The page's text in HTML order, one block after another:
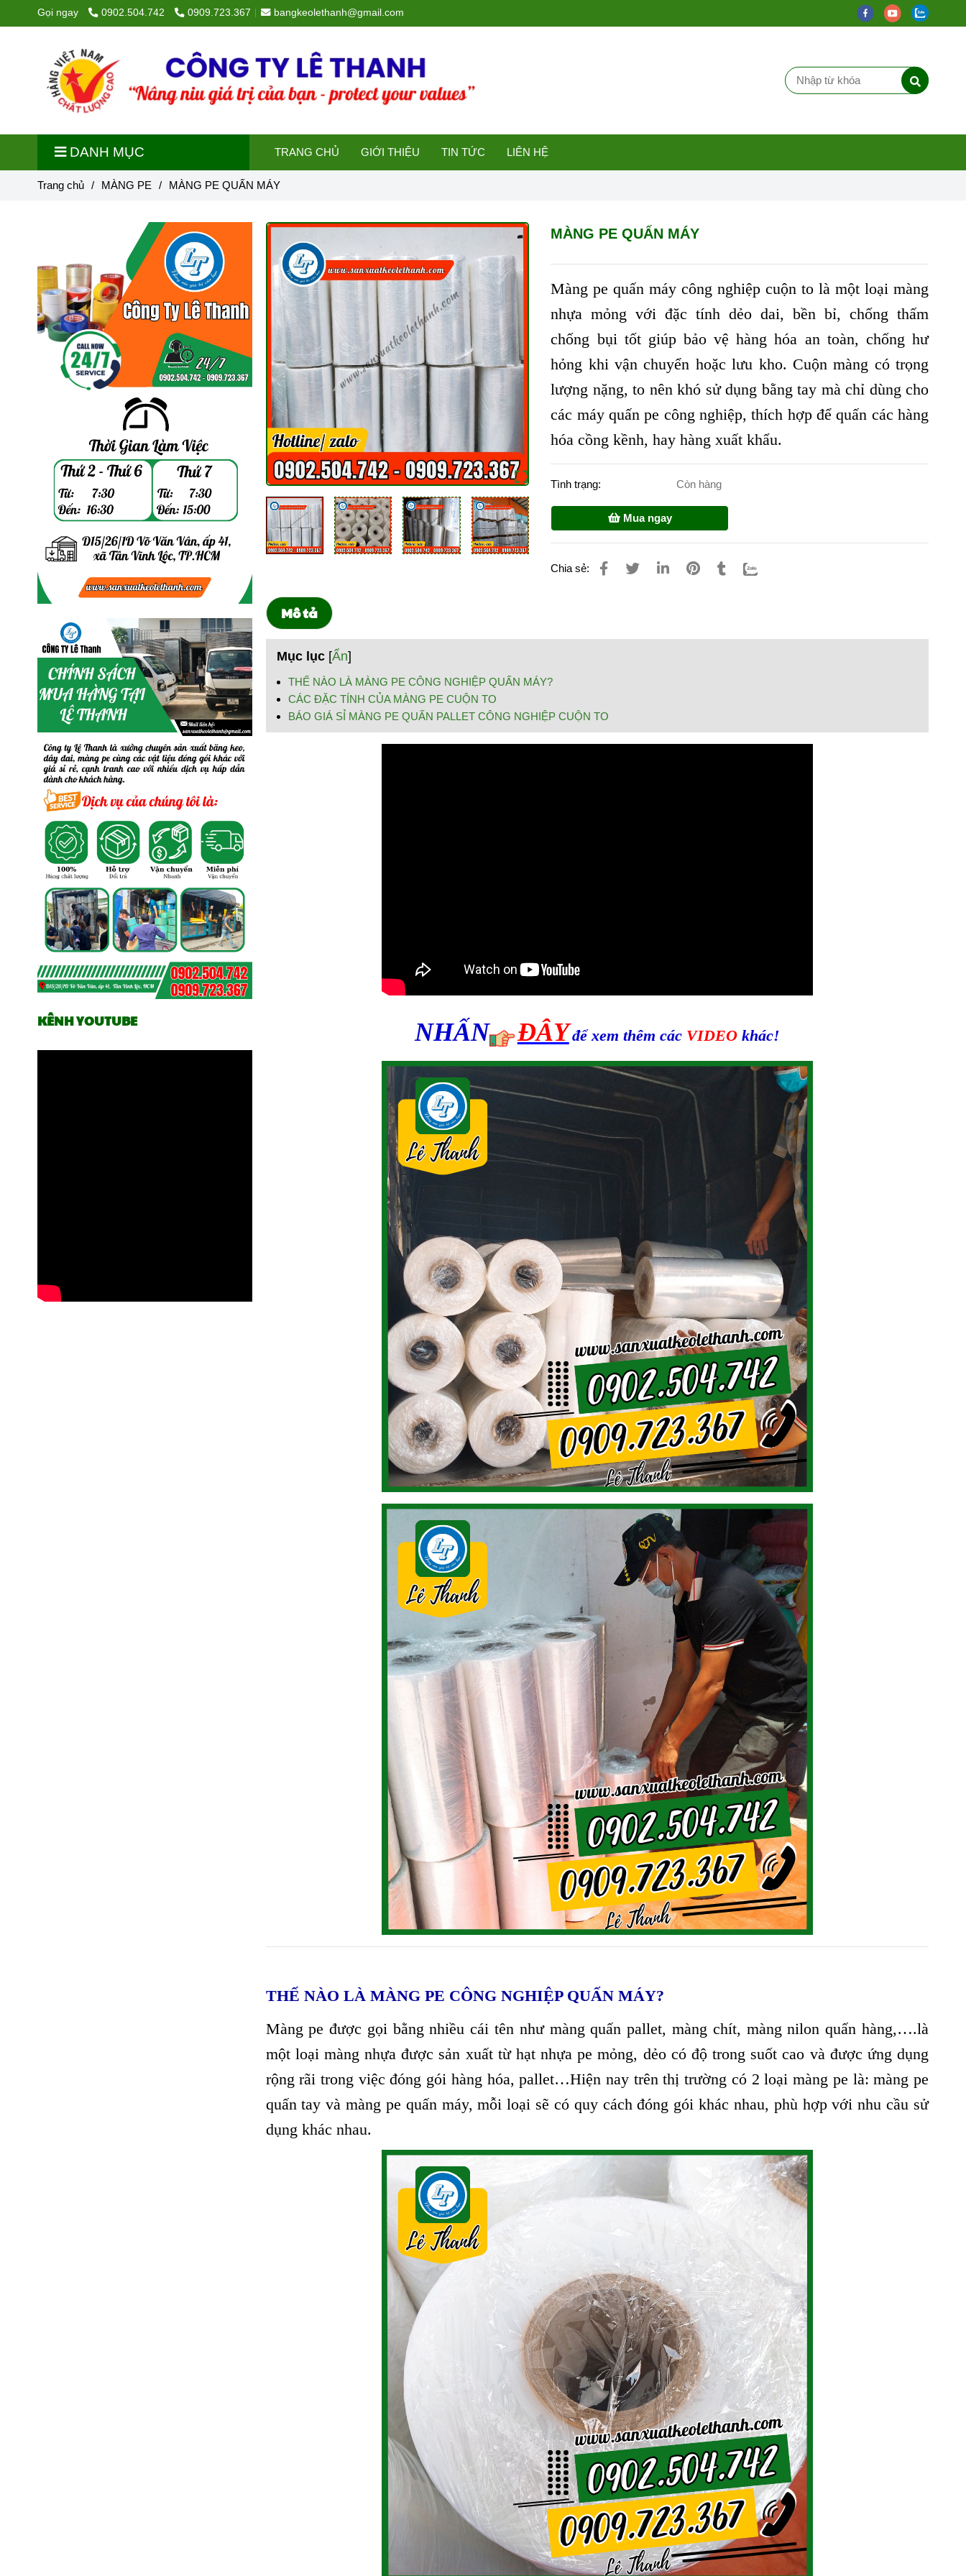
Gọi ngay 0902.504.742 0909.723.367 bangkeolethanh@gmail.com
DANH MỤC TRANG CHỦ GIỚI THIỆU TIN TỨC LIÊN HỆ
Trang chủ / MÀNG PE / MÀNG PE QUẤN MÁY
MÀNG PE QUẤN MÁY
Màng pe quấn máy công nghiệp cuộn to là một loại màng
nhựa mỏng với đặc tính dẻo dai, bền bỉ, chống thấm
chống bụi tốt giúp bảo vệ hàng hóa an toàn, chống hư
hỏng khi vận chuyển hoặc lưu kho. Cuộn màng có trọng
lượng nặng, to nên khó sử dụng bằng tay mà chỉ dùng cho
các máy quấn pe công nghiệp, thích hợp để quấn các hàng
hóa cồng kềnh, hay hàng xuất khẩu.
Tình trạng: Còn hàng
Mua ngay
Chia sẻ:
Mô tả
Mục lục [Ẩn]
THẾ NÀO LÀ MÀNG PE CÔNG NGHIỆP QUẤN MÁY?
CÁC ĐẶC TÍNH CỦA MÀNG PE CUỘN TO
BÁO GIÁ SỈ MÀNG PE QUẤN PALLET CÔNG NGHIỆP CUỘN TO
NHẤN ĐÂYđể xem thêm các VIDEO khác!
THẾ NÀO LÀ MÀNG PE CÔNG NGHIỆP QUẤN MÁY?
Màng pe được gọi bằng nhiều cái tên như màng quấn pallet, màng chít, màng nilon quấn hàng,….là
một loại màng nhựa được sản xuất từ hạt nhựa pe mỏng, dẻo có độ trong suốt cao và được ứng dụng
rộng rãi trong việc đóng gói hàng hóa, pallet…Hiện nay trên thị trường có 2 loại màng pe là: màng pe
quấn tay và màng pe quấn máy, mỗi loại sẽ có quy cách đóng gói khác nhau, phù hợp với nhu cầu sử
dụng khác nhau.
KÊNH YOUTUBE